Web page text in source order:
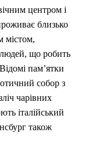
центром і
близько
містом,
що робить
пам’ятки
собор з
чарівних
італійський
також